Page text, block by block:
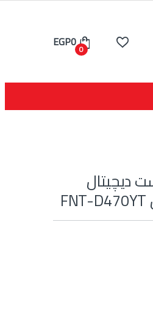
0
EGP0
نوفروست ديچيتال